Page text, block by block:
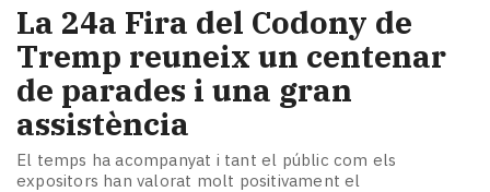
La 24a Fira del Codony de
Tremp reuneix un centenar
de parades i una gran
assistència
El temps ha acompanyat i tant el públic com els
expositors han valorat molt positivament el